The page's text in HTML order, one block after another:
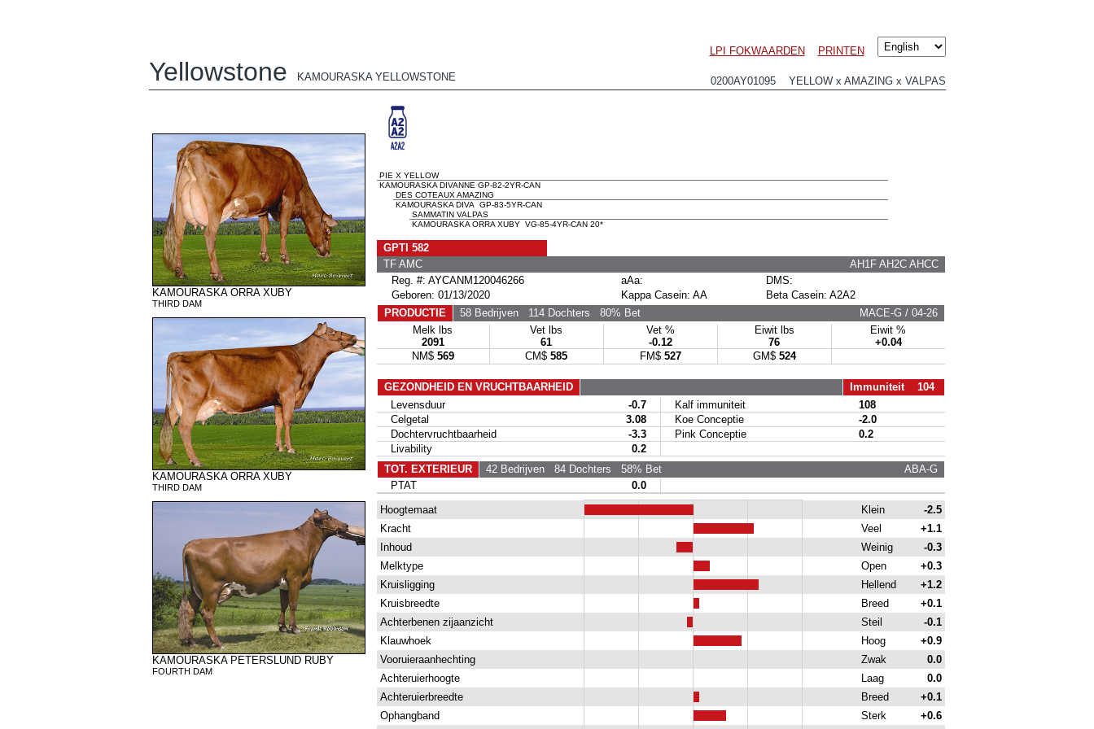
LPI FOKWAARDEN PRINTEN
Yellowstone KAMOURASKA YELLOWSTONE 0200AY01095 YELLOW x AMAZING x VALPAS
KAMOURASKA ORRA XUBY
THIRD DAM
KAMOURASKA ORRA XUBY
THIRD DAM
KAMOURASKA PETERSLUND RUBY
FOURTH DAM
PIE X YELLOW
KAMOURASKA DIVANNE GP-82-2YR-CAN
DES COTEAUX AMAZING
KAMOURASKA DIVA GP-83-5YR-CAN
SAMMATIN VALPAS
KAMOURASKA ORRA XUBY VG-85-4YR-CAN 20*
GPTI 582
TF AMC
AH1F AH2C AHCC
Reg. #: AYCANM120046266
aAa:
DMS:
Geboren: 01/13/2020
Kappa Casein: AA
Beta Casein: A2A2
PRODUCTIE
58 Bedrijven114 Dochters 80% Bet
MACE-G / 04-26
Melk lbs
2091
Vet lbs
61
Vet %
-0.12
Eiwit lbs
76
Eiwit %
+0.04
NM$ 569 CM$ 585 FM$ 527 GM$ 524
GEZONDHEID EN VRUCHTBAARHEID
Immuniteit 104
Levensduur
-0.7 Kalf immuniteit
108
Celgetal
3.08 Koe Conceptie
-2.0
Dochtervruchtbaarheid
-3.3 Pink Conceptie
0.2
Livability
0.2
TOT. EXTERIEUR
42 Bedrijven84 Dochters 58% Bet
ABA-G
PTAT
0.0
Hoogtemaat
Klein
-2.5
Kracht
Veel
+1.1
Inhoud
Weinig
-0.3
Melktype
Open
+0.3
Kruisligging
Hellend
+1.2
Kruisbreedte
Breed
+0.1
Achterbenen zijaanzicht
Steil
-0.1
Klauwhoek
Hoog
+0.9
Vooruieraanhechting
Zwak
0.0
Achteruierhoogte
Laag
0.0
Achteruierbreedte
Breed
+0.1
Ophangband
Sterk
+0.6